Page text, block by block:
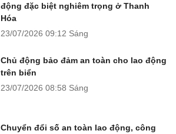
động đặc biệt nghiêm trọng ở Thanh
Hóa
23/07/2026 09:12 Sáng
Chủ động bảo đảm an toàn cho lao động
trên biển
23/07/2026 08:58 Sáng
Chuyển đổi số an toàn lao động, công